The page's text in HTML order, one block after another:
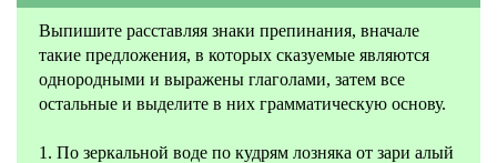
Выпишите расставляя знаки препинания, вначале
такие предложения, в которых сказуемые являются
однородными и выражены глаголами, затем все
остальные и выделите в них грамматическую основу.
1. По зеркальной воде по кудрям лозняка от зари алый